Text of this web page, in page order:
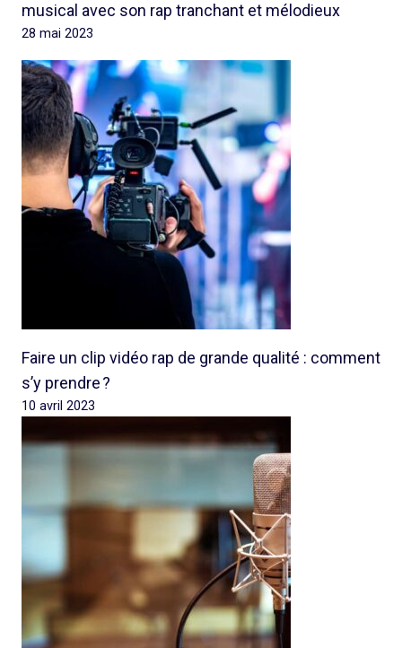
musical avec son rap tranchant et mélodieux
28 mai 2023
Faire un clip vidéo rap de grande qualité : comment
s’y prendre ?
10 avril 2023